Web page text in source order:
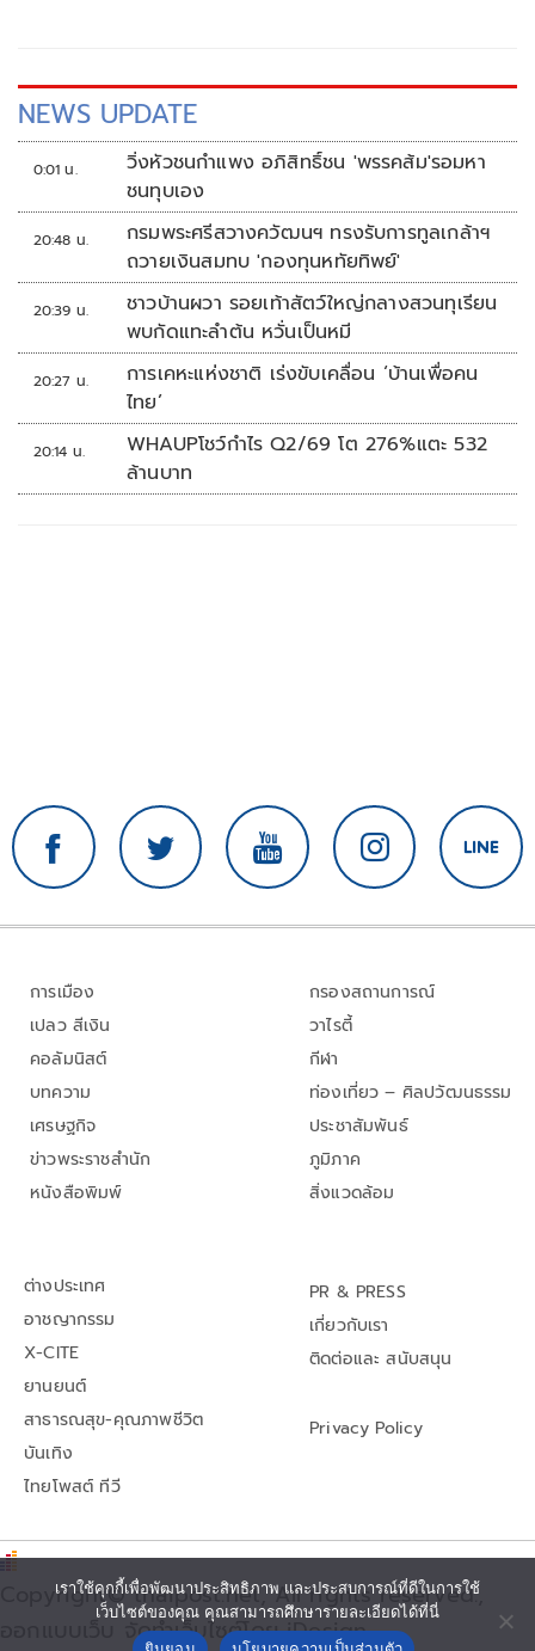
NEWS UPDATE
0:01 น.
วิ่งหัวชนกำแพง อภิสิทธิ์ชน 'พรรคส้ม'รอมหา
ชนทุบเอง
20:48 น.
กรมพระศรีสวางควัฒนฯ ทรงรับการทูลเกล้าฯ
ถวายเงินสมทบ 'กองทุนหทัยทิพย์'
20:39 น.
ชาวบ้านผวา รอยเท้าสัตว์ใหญ่กลางสวนทุเรียน
พบกัดแทะลำต้น หวั่นเป็นหมี
20:27 น.
การเคหะแห่งชาติ เร่งขับเคลื่อน ‘บ้านเพื่อคน
ไทย’
20:14 น.
WHAUPโชว์กำไร Q2/69 โต 276%แตะ 532
ล้านบาท
การเมือง
เปลว สีเงิน
คอลัมนิสต์
บทความ
เศรษฐกิจ
ข่าวพระราชสำนัก
หนังสือพิมพ์
กรองสถานการณ์
วาไรตี้
กีฬา
ท่องเที่ยว – ศิลปวัฒนธรรม
ประชาสัมพันธ์
ภูมิภาค
สิ่งแวดล้อม
ต่างประเทศ
อาชญากรรม
X-CITE
ยานยนต์
สาธารณสุข-คุณภาพชีวิต
บันเทิง
ไทยโพสต์ ทีวี
PR & PRESS
เกี่ยวกับเรา
ติดต่อและ สนับสนุน
Privacy Policy
Copyright© thaipost.net, All rights reserved.,
ออกแบบเว็บ จัดทำเว็บไซต์โดย iDesign
เราใช้คุกกี้เพื่อพัฒนาประสิทธิภาพ และประสบการณ์ที่ดีในการใช้
เว็บไซต์ของคุณ คุณสามารถศึกษารายละเอียดได้ที่นี่